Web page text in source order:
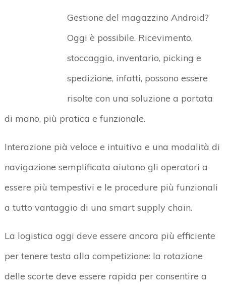
Gestione del magazzino Android?
Oggi è possibile. Ricevimento,
stoccaggio, inventario, picking e
spedizione, infatti, possono essere
risolte con una soluzione a portata
di mano, più pratica e funzionale.
Interazione pià veloce e intuitiva e una modalità di
navigazione semplificata aiutano gli operatori a
essere più tempestivi e le procedure più funzionali
a tutto vantaggio di una smart supply chain.
La logistica oggi deve essere ancora più efficiente
per tenere testa alla competizione: la rotazione
delle scorte deve essere rapida per consentire a